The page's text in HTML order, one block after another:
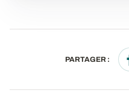
PARTAGER :